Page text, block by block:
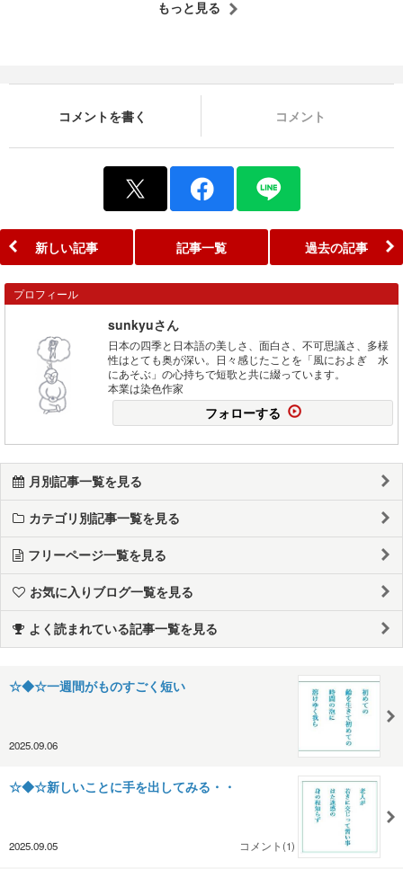
もっと見る
コメントを書く コメント
新しい記事 記事一覧 過去の記事
プロフィール
sunkyuさん
日本の四季と日本語の美しさ、面白さ、不可思議さ、多様
性はとても奥が深い。日々感じたことを「風におよぎ 水
にあそぶ」の心持ちで短歌と共に綴っています。
本業は染色作家
フォローする
月別記事一覧を見る
カテゴリ別記事一覧を見る
フリーページ一覧を見る
お気に入りブログ一覧を見る
よく読まれている記事一覧を見る
☆◆☆一週間がものすごく短い
2025.09.06
☆◆☆新しいことに手を出してみる・・
2025.09.05 コメント(1)